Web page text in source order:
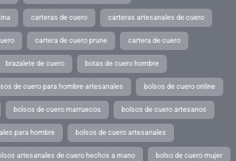
carteras de cuero carteras artesanales de cuero
cartera de cuero prune cartera de cuero
brazalete de cuero botas de cuero hombre
de cuero para hombre artesanales bolsos de cuero online
bolsos de cuero marruecos bolsos de cuero artesanos
para hombre bolsos de cuero artesanales
artesanales de cuero hechos a mano bolso de cuero mujer